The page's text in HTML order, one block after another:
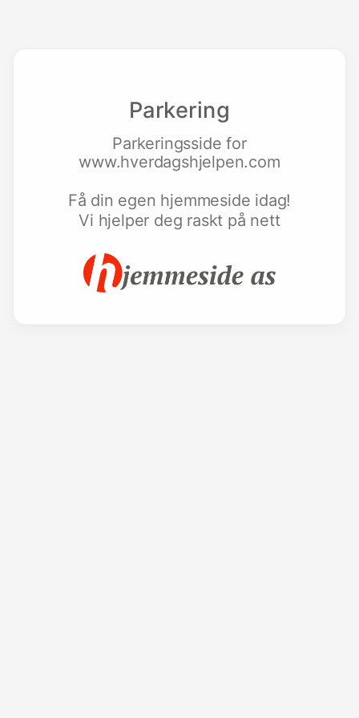
Parkering
Parkeringsside for
www.hverdagshjelpen.com
Få din egen hjemmeside idag!
Vi hjelper deg raskt på nett